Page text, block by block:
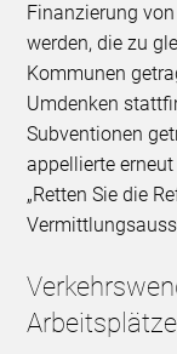
Finanzierung
werden, die zu
Kommunen
Umdenken
Subventionen
appellierte
„Retten Sie die
Arbeitsplätze